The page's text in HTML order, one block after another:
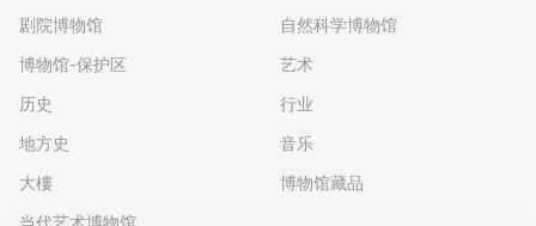
剧院博物馆
博物馆-保护区
历史
地方史
大樓
自然科学博物馆
艺术
行业
音乐
博物馆藏品